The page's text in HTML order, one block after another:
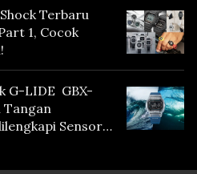
Terbaru
1, Cocok
G-LIDE GBX-
Tangan
Sensor